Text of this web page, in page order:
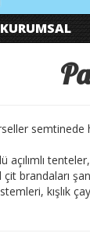
KURUMSAL
açılımlı
brandaları
kışlık